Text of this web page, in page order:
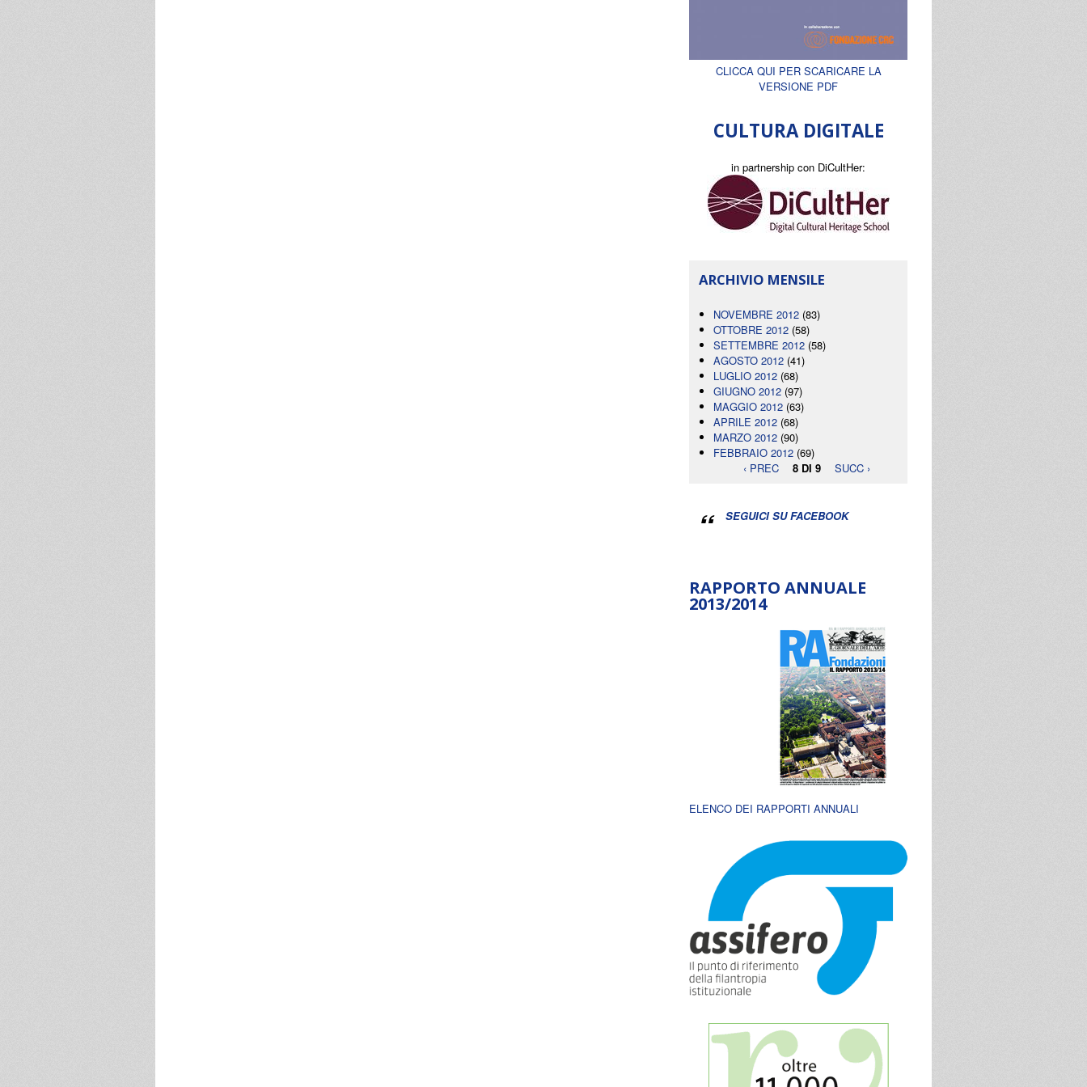
CLICCA QUI PER SCARICARE LA
VERSIONE PDF
CULTURA DIGITALE
in partnership con DiCultHer:
ARCHIVIO MENSILE
NOVEMBRE 2012 (83)
OTTOBRE 2012 (58)
SETTEMBRE 2012 (58)
AGOSTO 2012 (41)
LUGLIO 2012 (68)
GIUGNO 2012 (97)
MAGGIO 2012 (63)
APRILE 2012 (68)
MARZO 2012 (90)
FEBBRAIO 2012 (69)
‹ PREC
8 DI 9 SUCC ›
SEGUICI SU FACEBOOK
RAPPORTO ANNUALE
2013/2014
ELENCO DEI RAPPORTI ANNUALI